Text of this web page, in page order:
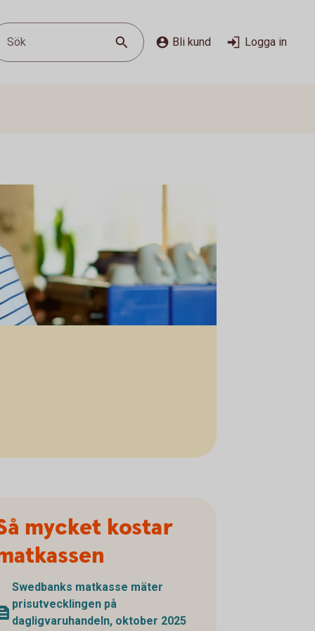
Sök Bli kund Logga in
mycket kostar
Swedbanks matkasse mäter
prisutvecklingen på
dagligvaruhandeln, oktober 2025